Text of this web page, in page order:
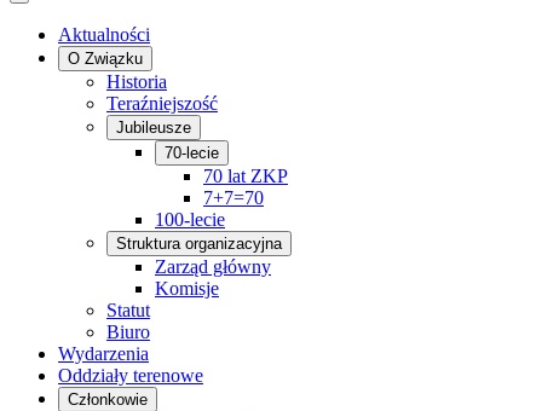
Aktualności
O Związku
Historia
Teraźniejszość
Jubileusze
70-lecie
70 lat ZKP
7+7=70
100-lecie
Struktura organizacyjna
Zarząd główny
Komisje
Statut
Biuro
Wydarzenia
Oddziały terenowe
Członkowie